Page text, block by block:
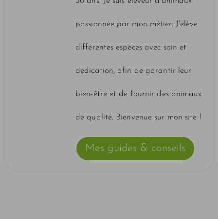
passionnée par mon métier. J'élève
différentes espèces avec soin et
dedication, afin de garantir leur
bien-être et de fournir des animaux
de qualité. Bienvenue sur mon site !
Mes guides & conseils